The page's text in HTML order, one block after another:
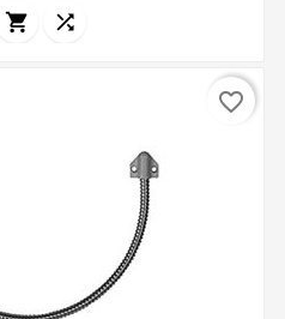
 
favorite_border